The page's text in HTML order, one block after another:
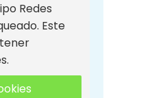
Redes
Este